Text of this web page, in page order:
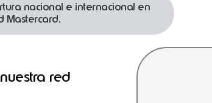
nacional e internacional en
Mastercard.
red